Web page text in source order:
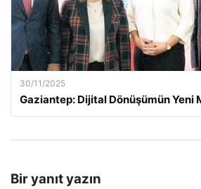
30/11/2025
Gaziantep: Dijital Dönüşümün Yeni
Bir yanıt yazın